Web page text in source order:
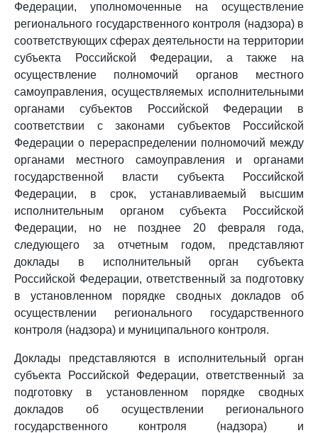
Федерации, уполномоченные на осуществление
регионального государственного контроля (надзора) в
соответствующих сферах деятельности на территории
субъекта Российской Федерации, а также на
осуществление полномочий органов местного
самоуправления, осуществляемых исполнительными
органами субъектов Российской Федерации в
соответствии с законами субъектов Российской
Федерации о перераспределении полномочий между
органами местного самоуправления и органами
государственной власти субъекта Российской
Федерации, в срок, устанавливаемый высшим
исполнительным органом субъекта Российской
Федерации, но не позднее 20 февраля года,
следующего за отчетным годом, представляют
доклады в исполнительный орган субъекта
Российской Федерации, ответственный за подготовку
в установленном порядке сводных докладов об
осуществлении регионального государственного
контроля (надзора) и муниципального контроля.
Доклады представляются в исполнительный орган
субъекта Российской Федерации, ответственный за
подготовку в установленном порядке сводных
докладов об осуществлении регионального
государственного контроля (надзора) и